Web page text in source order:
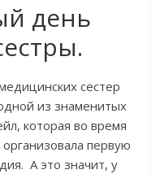
день
сестер
из знаменитых
которая во время
первую
А это значит, у